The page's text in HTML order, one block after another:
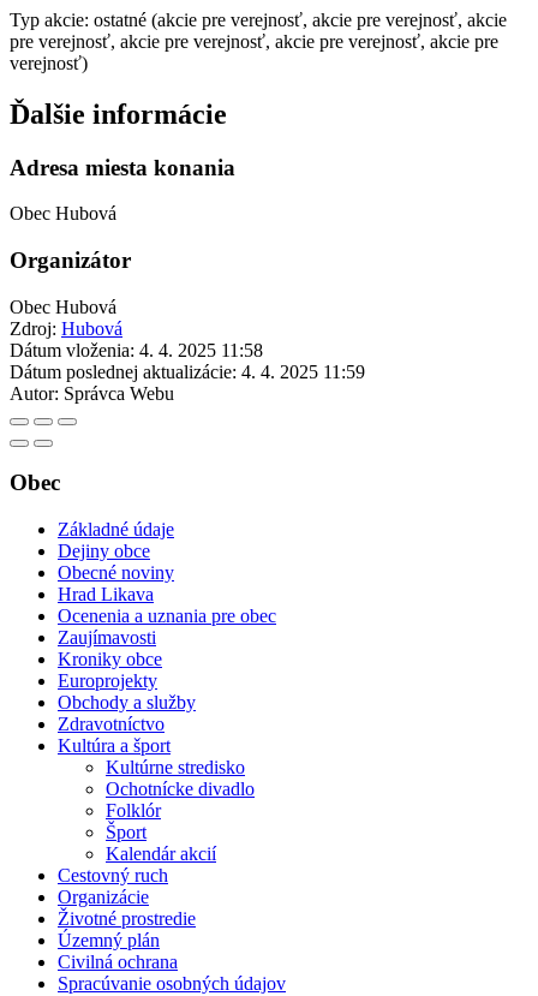
Typ akcie: ostatné (akcie pre verejnosť, akcie pre verejnosť, akcie
pre verejnosť, akcie pre verejnosť, akcie pre verejnosť, akcie pre
verejnosť)
Ďalšie informácie
Adresa miesta konania
Obec Hubová
Organizátor
Obec Hubová
Zdroj: Hubová
Dátum vloženia: 4. 4. 2025 11:58
Dátum poslednej aktualizácie: 4. 4. 2025 11:59
Autor: Správca Webu
Obec
Základné údaje
Dejiny obce
Obecné noviny
Hrad Likava
Ocenenia a uznania pre obec
Zaujímavosti
Kroniky obce
Europrojekty
Obchody a služby
Zdravotníctvo
Kultúra a šport
Kultúrne stredisko
Ochotnícke divadlo
Folklór
Šport
Kalendár akcií
Cestovný ruch
Organizácie
Životné prostredie
Územný plán
Civilná ochrana
Spracúvanie osobných údajov